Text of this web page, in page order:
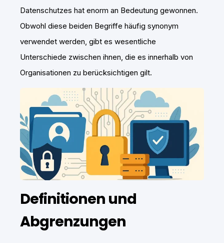
Datenschutzes hat enorm an Bedeutung gewonnen.
Obwohl diese beiden Begriffe häufig synonym
verwendet werden, gibt es wesentliche
Unterschiede zwischen ihnen, die es innerhalb von
Organisationen zu berücksichtigen gilt.
Definitionen und
Abgrenzungen